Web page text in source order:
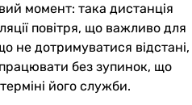
момент: така дистанція
повітря, що важливо для
не дотримуватися відстані,
без зупинок, що
його служби.